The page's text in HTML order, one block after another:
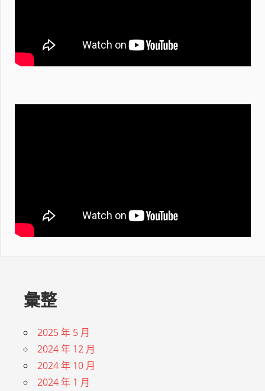
彙整
2025 年 5 月
2024 年 12 月
2024 年 10 月
2024 年 1 月